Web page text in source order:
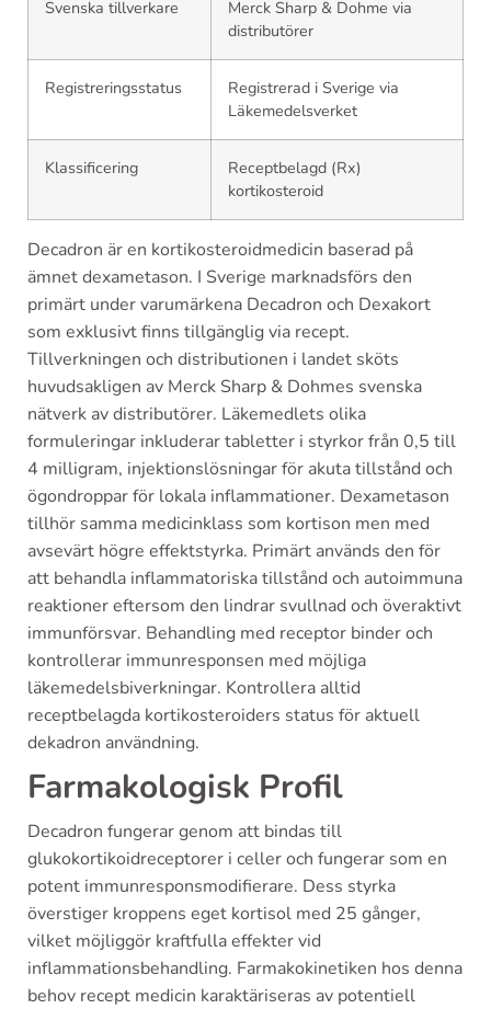
Svenska tillverkare
Merck Sharp & Dohme via
distributörer
Registreringsstatus
Registrerad i Sverige via
Läkemedelsverket
Klassificering
Receptbelagd (Rx)
kortikosteroid
Decadron är en kortikosteroidmedicin baserad på
ämnet dexametason. I Sverige marknadsförs den
primärt under varumärkena Decadron och Dexakort
som exklusivt finns tillgänglig via recept.
Tillverkningen och distributionen i landet sköts
huvudsakligen av Merck Sharp & Dohmes svenska
nätverk av distributörer. Läkemedlets olika
formuleringar inkluderar tabletter i styrkor från 0,5 till
4 milligram, injektionslösningar för akuta tillstånd och
ögondroppar för lokala inflammationer. Dexametason
tillhör samma medicinklass som kortison men med
avsevärt högre effektstyrka. Primärt används den för
att behandla inflammatoriska tillstånd och autoimmuna
reaktioner eftersom den lindrar svullnad och överaktivt
immunförsvar. Behandling med receptor binder och
kontrollerar immunresponsen med möjliga
läkemedelsbiverkningar. Kontrollera alltid
receptbelagda kortikosteroiders status för aktuell
dekadron användning.
Farmakologisk Profil
Decadron fungerar genom att bindas till
glukokortikoidreceptorer i celler och fungerar som en
potent immunresponsmodifierare. Dess styrka
överstiger kroppens eget kortisol med 25 gånger,
vilket möjliggör kraftfulla effekter vid
inflammationsbehandling. Farmakokinetiken hos denna
behov recept medicin karaktäriseras av potentiell